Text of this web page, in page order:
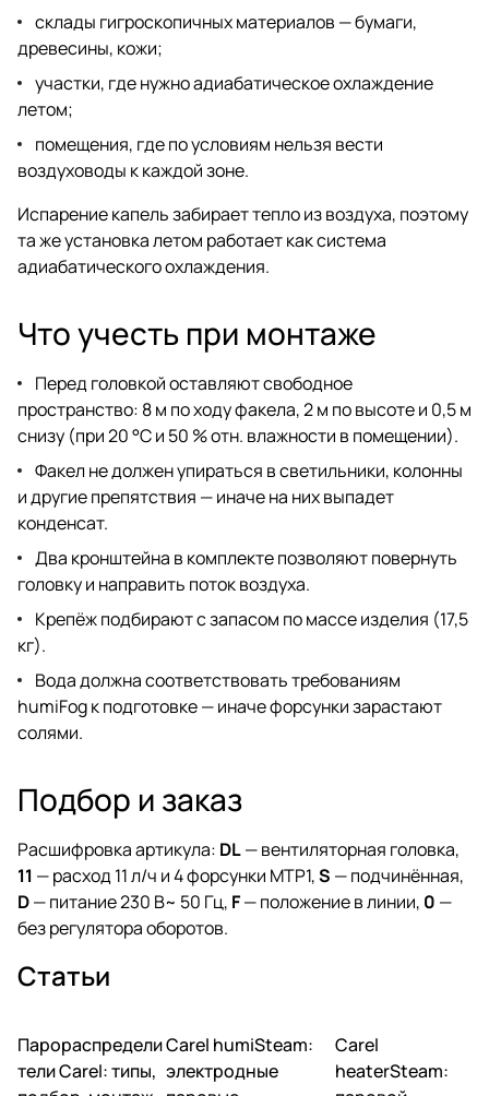
склады гигроскопичных материалов — бумаги,
древесины, кожи;
участки, где нужно адиабатическое охлаждение
летом;
помещения, где по условиям нельзя вести
воздуховоды к каждой зоне.
Испарение капель забирает тепло из воздуха, поэтому
та же установка летом работает как система
адиабатического охлаждения.
Что учесть при монтаже
Перед головкой оставляют свободное
пространство: 8 м по ходу факела, 2 м по высоте и 0,5 м
снизу (при 20 °C и 50 % отн. влажности в помещении).
Факел не должен упираться в светильники, колонны
и другие препятствия — иначе на них выпадет
конденсат.
Два кронштейна в комплекте позволяют повернуть
головку и направить поток воздуха.
Крепёж подбирают с запасом по массе изделия (17,5
кг).
Вода должна соответствовать требованиям
humiFog к подготовке — иначе форсунки зарастают
солями.
Подбор и заказ
Расшифровка артикула: DL— вентиляторная головка,
11 — расход 11 л/ч и 4 форсунки MTP1,S — подчинённая,
D— питание 230 В~ 50 Гц, F— положение в линии, 0 —
без регулятора оборотов.
Статьи
Увлажнение
Парораспредели
тели Carel: типы,
Увлажнение
Carel humiSteam:
электродные
Увлажнение
Carel
heaterSteam: